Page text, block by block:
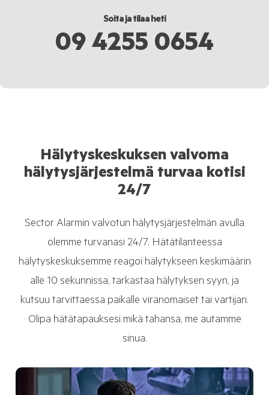
Soita ja tilaa heti
09 4255 0654
Hälytyskeskuksen valvoma
hälytysjärjestelmä turvaa kotisi
24/7
Sector Alarmin valvotun hälytysjärjestelmän avulla
olemme turvanasi 24/7. Hätätilanteessa
hälytyskeskuksemme reagoi hälytykseen keskimäärin
alle 10 sekunnissa, tarkastaa hälytyksen syyn, ja
kutsuu tarvittaessa paikalle viranomaiset tai vartijan.
Olipa hätätapauksesi mikä tahansa, me autamme
sinua.